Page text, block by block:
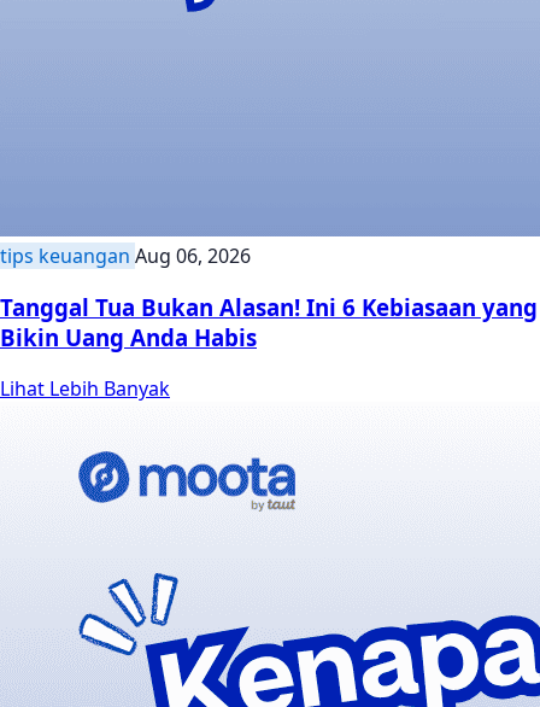
tips keuangan Aug 06, 2026
Tanggal Tua Bukan Alasan! Ini 6 Kebiasaan yang
Bikin Uang Anda Habis
Lihat Lebih Banyak